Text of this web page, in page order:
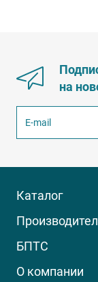
на
Каталог
БПТС
О компании